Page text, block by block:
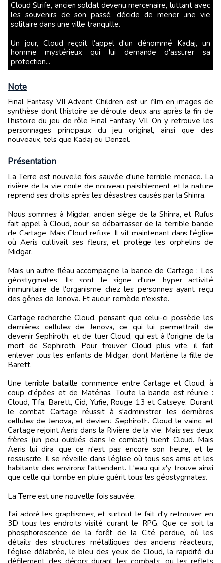
Cloud Strife, ancien soldat devenu mercenaire, luttant avec
les souvenirs de son passé, décide de mener une vie
solitaire dans une ville tranquille.
Un jour, Cloud reçoit l'appel d'un dénommé Kadaj, un
homme mystérieux qui lui demande d'assurer sa
protection...
Note
Final Fantasy VII Advent Children est un film en images de
synthèse dont l’histoire se déroule deux ans après la fin de
l’histoire du jeu de rôle Final Fantasy VII. On y retrouve les
personnages principaux du jeu original, ainsi que des
nouveaux, tels que Kadaj ou Denzel.
Présentation
La Terre est nouvelle fois sauvée d'une terrible menace. La
rivière de la vie coule de nouveau paisiblement et la nature
reprend ses droits après les désastres causés par la Shinra.
Nous sommes à Migdar, ancien siège de la Shinra, et Rufus
fait appel à Cloud, pour se débarrasser de la terrible bande
de Cartage. Mais Cloud refuse. Il vit maintenant dans l'église
où Aeris cultivait ses fleurs, et protège les orphelins de
Midgar.
Mais un autre fléau accompagne la bande de Cartage : Les
géostygmates. Ils sont le signe d'une hyper activité
immunitaire de l'organisme chez les personnes ayant reçu
des gênes de Jenova. Et aucun remède n'existe.
Cartage recherche Cloud, pensant que celui-ci possède les
dernières cellules de Jenova, ce qui lui permettrait de
devenir Sephiroth, et de tuer Cloud, qui est à l'origine de la
mort de Sephiroth. Pour trouver Cloud plus vite, il fait
enlever tous les enfants de Midgar, dont Marlène la fille de
Barett.
Une terrible bataille commence entre Cartage et Cloud, à
coup d'épées et de Matérias. Toute la bande est réunie :
Cloud, Tifa, Barett, Cid, Yufie, Rouge 13 et Catseye. Durant
le combat Cartage réussit à s'administrer les dernières
cellules de Jenova, et devient Sephiroth. Cloud le vainc, et
Cartage rejoint Aeris dans la Rivière de la vie. Mais ses deux
frères (un peu oubliés dans le combat) tuent Cloud. Mais
Aeris lui dira que ce n'est pas encore son heure, et le
ressuscite. Il se réveille dans l'église où tous ses amis et les
habitants des environs l'attendent. L'eau qui s'y trouve ainsi
que celle qui tombe en pluie guérit tous les géostygmates.
La Terre est une nouvelle fois sauvée.
J'ai adoré les graphismes, et surtout le fait d'y retrouver en
3D tous les endroits visité durant le RPG. Que ce soit la
phosphorescence de la forêt de la Cité perdue, où les
détails des structures métalliques des anciens réacteurs,
l'église délabrée, le bleu des yeux de Cloud, la rapidité du